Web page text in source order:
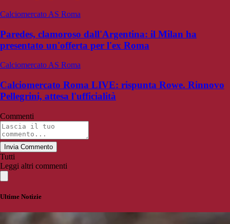
Calciomercato AS Roma
Paredes, clamoroso dall'Argentina: il Milan ha
presentato un'offerta per l'ex Roma
Calciomercato AS Roma
Calciomercato Roma LIVE: rispunta Rowe. Rinnovo
Pellegrini, attesa l'ufficialità
Commenti
Invia Commento
Tutti
Leggi altri commenti
Ultime Notizie